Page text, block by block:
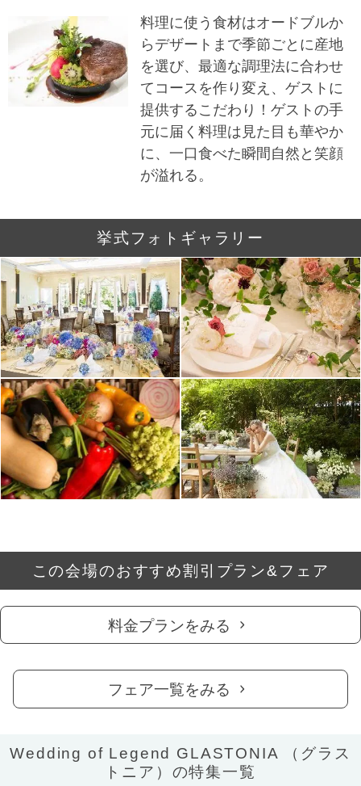
料理に使う食材はオードブルか
らデザートまで季節ごとに産地
を選び、最適な調理法に合わせ
てコースを作り変え、ゲストに
提供するこだわり！ゲストの手
元に届く料理は見た目も華やか
に、一口食べた瞬間自然と笑顔
が溢れる。
挙式フォトギャラリー
この会場のおすすめ割引プラン&フェア
料金プランをみる
フェア一覧をみる
Wedding of Legend GLASTONIA （グラス
トニア）の特集一覧